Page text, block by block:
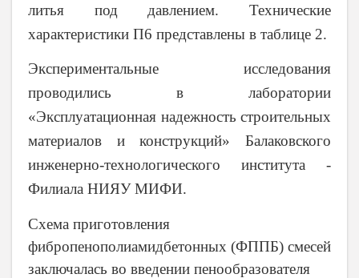
литья под давлением. Технические
характеристики П6 представлены в таблице 2.
Экспериментальные исследования
проводились в лаборатории
«Эксплуатационная надежность строительных
материалов и конструкций» Балаковского
инженерно-технологического института -
Филиала НИЯУ МИФИ.
Схема приго­товления
фибропенополиамидбетонных (ФППБ) смесей
заключалась во введении пенообразователя